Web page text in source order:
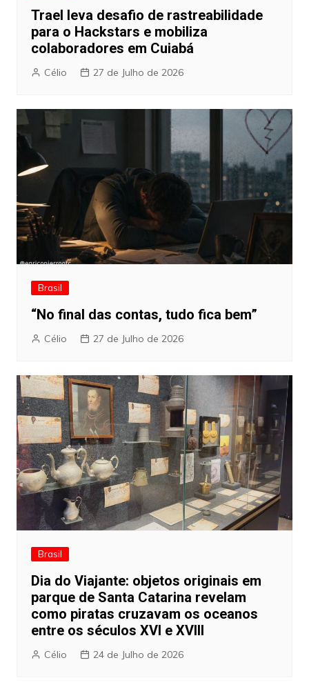
Trael leva desafio de rastreabilidade
para o Hackstars e mobiliza
colaboradores em Cuiabá
Célio 27 de Julho de 2026
Brasil
“No final das contas, tudo fica bem”
Célio 27 de Julho de 2026
Brasil
Dia do Viajante: objetos originais em
parque de Santa Catarina revelam
como piratas cruzavam os oceanos
entre os séculos XVI e XVIII
Célio 24 de Julho de 2026